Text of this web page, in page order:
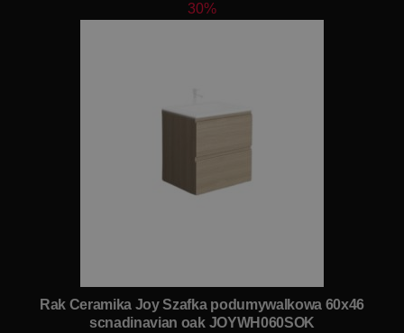
30%
Rak Ceramika Joy Szafka podumywalkowa 60x46
scnadinavian oak JOYWH060SOK